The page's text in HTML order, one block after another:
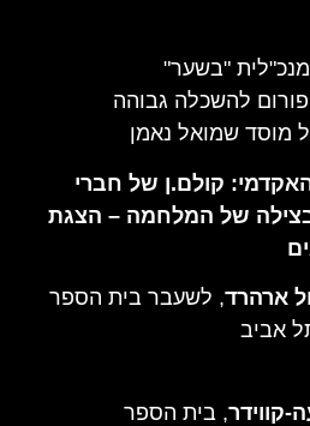
"בשער"
להשכלה גבוהה
מוסד שמואל נאמן
קולם.ן של חברי
של המלחמה – הצגת
ארהרד, לשעבר בית הספר
אביב
קווידר, בית הספר